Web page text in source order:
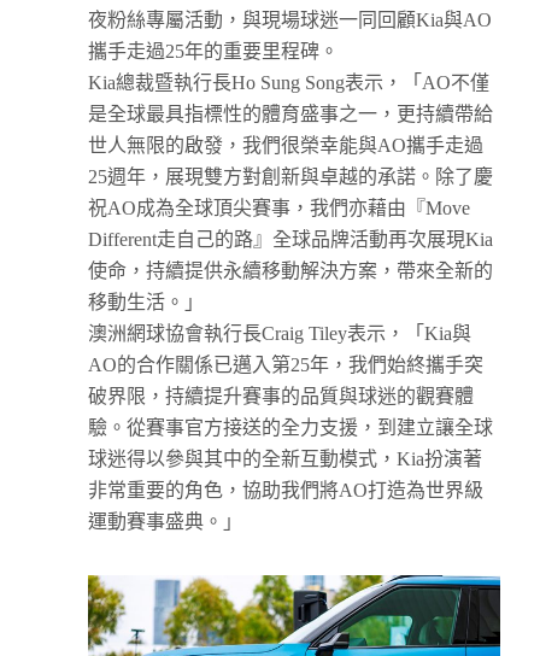
夜粉絲專屬活動，與現場球迷一同回顧Kia與AO
攜手走過25年的重要里程碑。
Kia總裁暨執行長Ho Sung Song表示，「AO不僅
是全球最具指標性的體育盛事之一，更持續帶給
世人無限的啟發，我們很榮幸能與AO攜手走過
25週年，展現雙方對創新與卓越的承諾。除了慶
祝AO成為全球頂尖賽事，我們亦藉由『Move
Different走自己的路』全球品牌活動再次展現Kia
使命，持續提供永續移動解決方案，帶來全新的
移動生活。」
澳洲網球協會執行長Craig Tiley表示，「Kia與
AO的合作關係已邁入第25年，我們始終攜手突
破界限，持續提升賽事的品質與球迷的觀賽體
驗。從賽事官方接送的全力支援，到建立讓全球
球迷得以參與其中的全新互動模式，Kia扮演著
非常重要的角色，協助我們將AO打造為世界級
運動賽事盛典。」